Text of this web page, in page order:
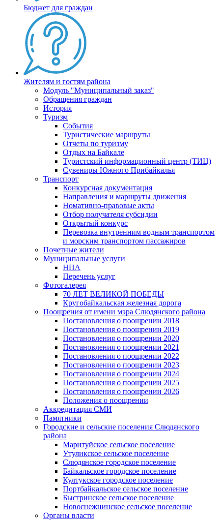
Бюджет для граждан
Жителям и гостям района
Модуль "Муниципальный заказ"
Обращения граждан
История
Туризм
События
Туристические маршруты
Отчеты по туризму
Отдых на Байкале
Туристский информационный центр (ТИЦ)
Сувениры Южного Прибайкалья
Транспорт
Конкурсная документация
Направления и маршруты движения
Номативно-правовые акты
Отбор получателя субсидии
Открытый конкурс
Перевозка внутренним водным транспортом
и морским транспортом пассажиров
Почетные жители
Муниципальные услуги
НПА
Перечень услуг
Фотогалерея
70 ЛЕТ ВЕЛИКОЙ ПОБЕДЫ
Кругобайкальская железная дорога
Поощрения от имени мэра Слюдянского района
Постановления о поощрении 2018
Постановления о поощрении 2019
Постановления о поощрении 2020
Постановления о поощрении 2021
Постановления о поощрении 2022
Постановления о поощрении 2023
Постановления о поощрении 2024
Постановления о поощрении 2025
Постановления о поощрении 2026
Положения о поощрении
Аккредитация СМИ
Памятники
Городские и сельские поселения Слюдянского
района
Маритуйское сельское поселение
Утуликское сельское поселение
Слюдянское городское поселение
Байкальское городское поселение
Култукское городское поселение
Портбайкальское сельское поселение
Быстринское сельское поселение
Новоснежнинское сельское поселение
Органы власти